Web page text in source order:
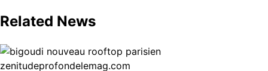
Related News